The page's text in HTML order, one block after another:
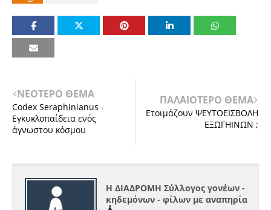
ΝΕΟΤΕΡΟ ΘΕΜΑ
Codex Seraphinianus -
Εγκυκλοπαίδεια ενός
άγνωστου κόσμου
ΠΑΛΑΙΟΤΕΡΟ ΘΕΜΑ
Ετοιμάζουν ΨΕΥΤΟΕΙΣΒΟΛΗ
ΕΞΩΓΗΙΝΩΝ ;
Η ΔΙΑΔΡΟΜΗ Σύλλογος γονέων -
κηδεμόνων - φίλων με αναπηρία